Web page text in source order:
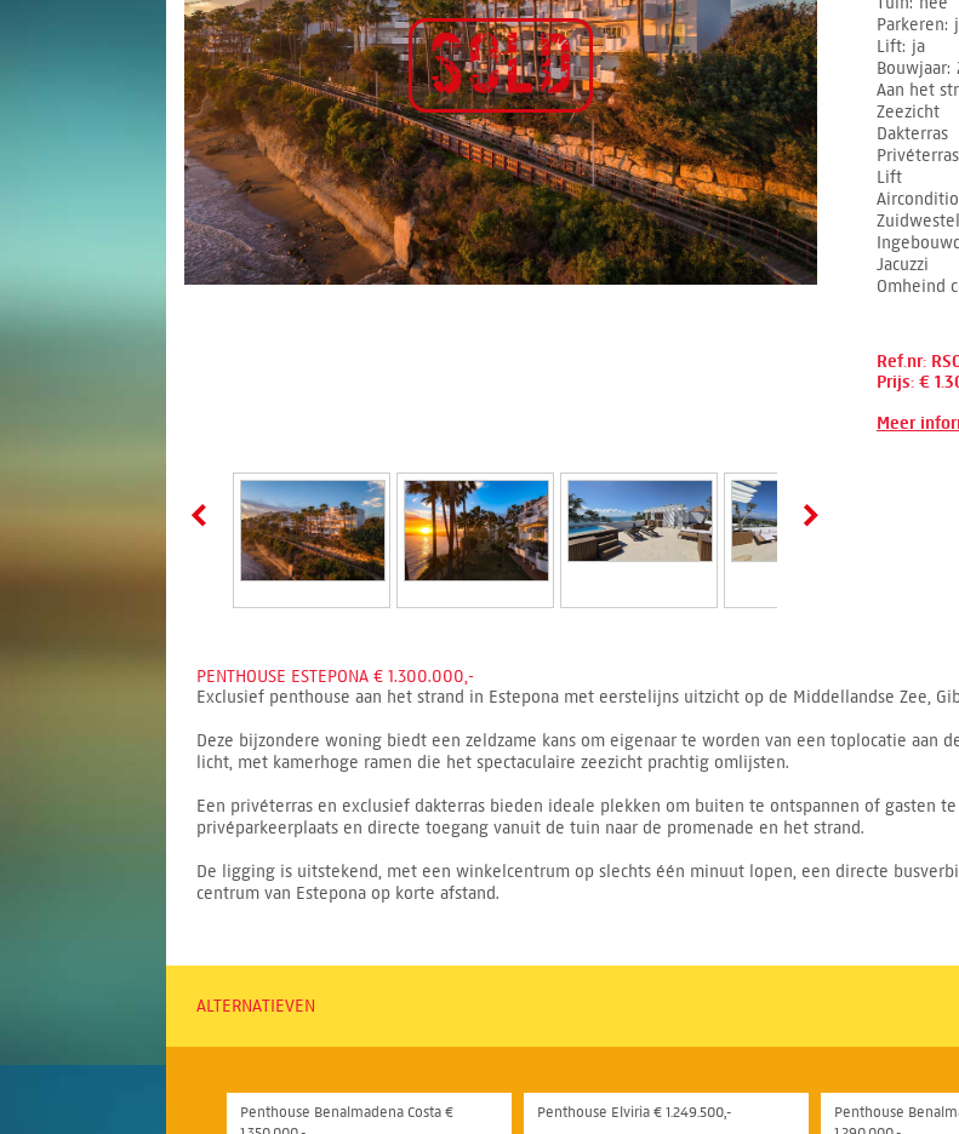
Parkeren
Lift ja
Bouwjaar
Aan het
Zeezicht
Dakterras
Privéterras
Lift
Jacuzzi
Omheind
Ref.nr:
Prijs: €
Meer
PENTHOUSE ESTEPONA € 1.300.000,-
Exclusief penthouse aan het strand in Estepona met eerstelijns uitzicht op de Middellandse Zee,
Deze bijzondere woning biedt een zeldzame kans om eigenaar te worden van een toplocatie aan
licht, met kamerhoge ramen die het spectaculaire zeezicht prachtig omlijsten.
Een privéterras en exclusief dakterras bieden ideale plekken om buiten te ontspannen of gasten
privéparkeerplaats en directe toegang vanuit de tuin naar de promenade en het strand.
De ligging is uitstekend, met een winkelcentrum op slechts één minuut lopen, een directe
centrum van Estepona op korte afstand.
ALTERNATIEVEN
Penthouse Benalmadena Costa €
Penthouse Elviria € 1.249.500,-
Penthouse